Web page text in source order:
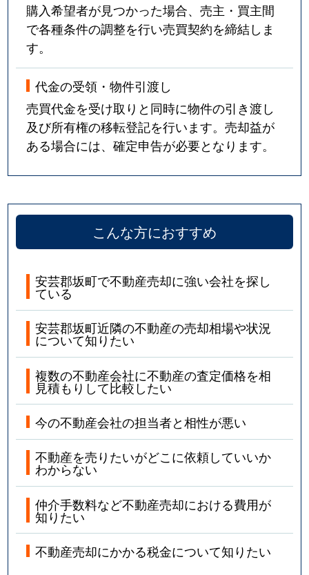
購入希望者が見つかった場合、売主・買主間
で各種条件の調整を行い売買契約を締結しま
す。
代金の受領・物件引渡し
売買代金を受け取りと同時に物件の引き渡し
及び所有権の移転登記を行います。売却益が
ある場合には、確定申告が必要となります。
こんな方におすすめ
安芸郡坂町で不動産売却に強い会社を探し
ている
安芸郡坂町近隣の不動産の売却相場や状況
について知りたい
複数の不動産会社に不動産の査定価格を相
見積もりして比較したい
今の不動産会社の担当者と相性が悪い
不動産を売りたいがどこに依頼していいか
わからない
仲介手数料など不動産売却における費用が
知りたい
不動産売却にかかる税金について知りたい